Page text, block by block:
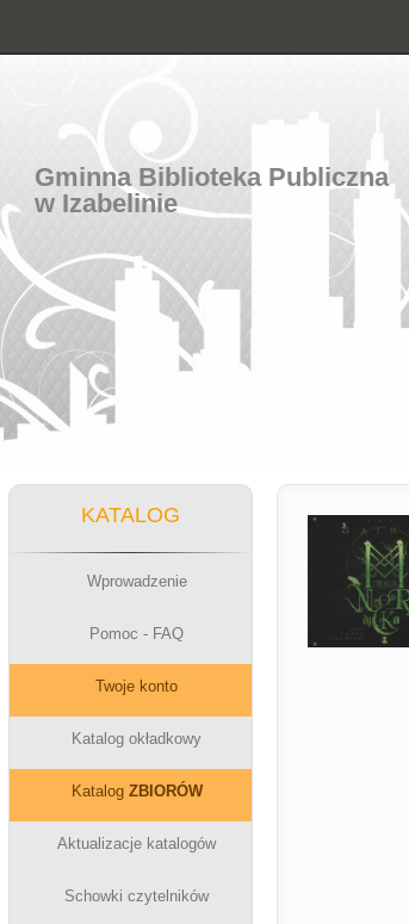
Gminna Biblioteka Publiczna
w Izabelinie
KATALOG
Wprowadzenie
Pomoc - FAQ
Twoje konto
Katalog okładkowy
Katalog ZBIORÓW
Aktualizacje katalogów
Schowki czytelników